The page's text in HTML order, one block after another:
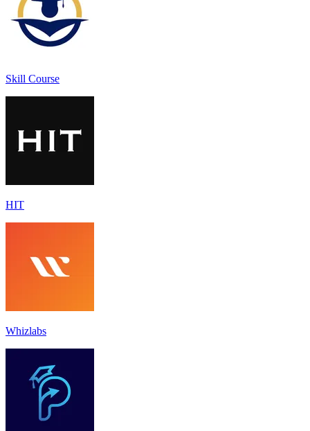
Skill Course
НІТ
Whizlabs